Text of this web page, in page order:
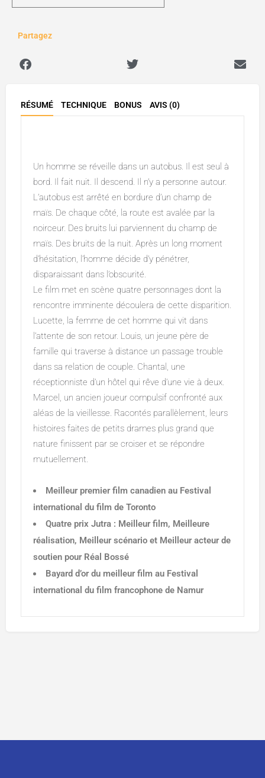
Partagez
RÉSUMÉ TECHNIQUE BONUS AVIS (0)
Un homme se réveille dans un autobus. Il est seul à
bord. Il fait nuit. Il descend. Il n’y a personne autour.
L’autobus est arrêté en bordure d’un champ de
maïs. De chaque côté, la route est avalée par la
noirceur. Des bruits lui parviennent du champ de
maïs. Des bruits de la nuit. Après un long moment
d’hésitation, l’homme décide d’y pénétrer,
disparaissant dans l’obscurité.
Le film met en scène quatre personnages dont la
rencontre imminente découlera de cette disparition.
Lucette, la femme de cet homme qui vit dans
l’attente de son retour. Louis, un jeune père de
famille qui traverse à distance un passage trouble
dans sa relation de couple. Chantal, une
réceptionniste d’un hôtel qui rêve d’une vie à deux.
Marcel, un ancien joueur compulsif confronté aux
aléas de la vieillesse. Racontés parallèlement, leurs
histoires faites de petits drames plus grand que
nature finissent par se croiser et se répondre
mutuellement.
Meilleur premier film canadien au Festival
international du film de Toronto
Quatre prix Jutra : Meilleur film, Meilleure
réalisation, Meilleur scénario et Meilleur acteur de
soutien pour Réal Bossé
Bayard d’or du meilleur film au Festival
international du film francophone de Namur